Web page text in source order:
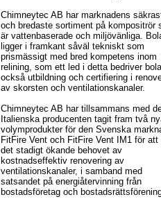
Chimneytec AB har marknadens
och bredaste sortiment på kompositrör
är vattenbaserade och miljövänliga.
ligger i framkant såväl tekniskt som
prismässigt med bred kompetens inom
relining, som ett led i detta bedriver
också utbildning och certifiering i
av skorsten och ventilationskanaler.
Chimneytec AB har tillsammans med
Italienska producenten tagit fram två
volymprodukter för den Svenska
FitFire Vent och FitFire Vent IM1 för att
det stadigt ökande behovet av
kostnadseffektiv renovering av
ventilationskanaler, i samband med
satsandet på energiåtervinning från
bostadsföretag och